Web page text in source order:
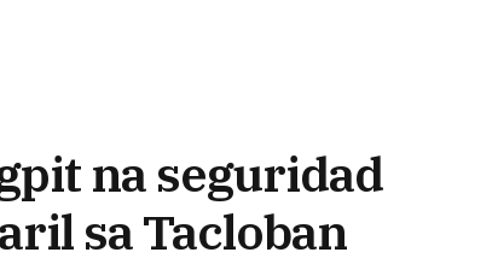
na seguridad
sa Tacloban